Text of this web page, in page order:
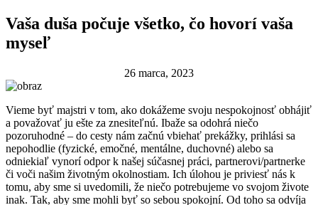
Vaša duša počuje všetko, čo hovorí vaša
myseľ
26 marca, 2023
Vieme byť majstri v tom, ako dokážeme svoju nespokojnosť obhájiť
a považovať ju ešte za znesiteľnú. Ibaže sa odohrá niečo
pozoruhodné – do cesty nám začnú vbiehať prekážky, prihlási sa
nepohodlie (fyzické, emočné, mentálne, duchovné) alebo sa
odniekiaľ vynorí odpor k našej súčasnej práci, partnerovi/partnerke
či voči našim životným okolnostiam. Ich úlohou je priviesť nás k
tomu, aby sme si uvedomili, že niečo potrebujeme vo svojom živote
inak. Tak, aby sme mohli byť so sebou spokojní. Od toho sa odvíja